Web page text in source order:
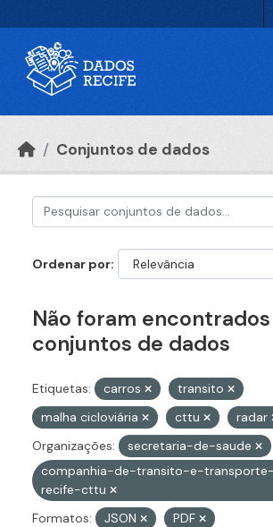
Conjuntos de dados
Ordenar por
Não foram encontrados
conjuntos de dados
Etiquetas: carros
transito
malha cicloviária
cttu
radar
Organizações:
secretaria-de-saude
companhia-de-transito-e-
recife-cttu
Formatos:
JSON
PDF